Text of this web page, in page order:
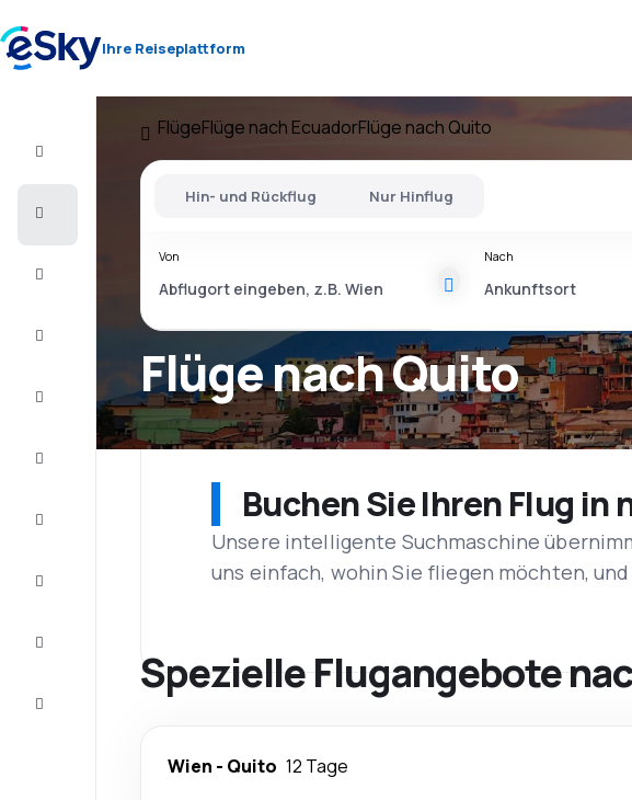
Ihre Reiseplattform
Kurzurlaub
FlügeFlüge nach EcuadorFlüge nach Quito
Flüge nach Quito
Hin- und Rückflug Nur Hinflug
Von Nach
Buchen Sie Ihren Flug
Unsere intelligente Suchmaschine
uns einfach, wohin Sie fliegen möchten, und
Spezielle Flugangebote
Wien - Quito 12 Tage